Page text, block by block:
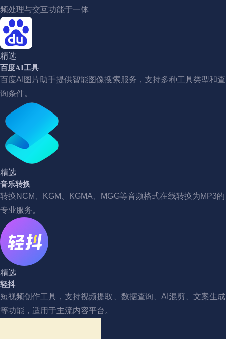
频处理与交互功能于一体
精选
百度AI工具
百度AI图片助手提供智能图像搜索服务，支持多种工具类型和查
询条件。
精选
音乐转换
转换NCM、KGM、KGMA、MGG等音频格式在线转换为MP3的
专业服务。
精选
轻抖
短视频创作工具，支持视频提取、数据查询、AI混剪、文案生成
等功能，适用于主流内容平台。